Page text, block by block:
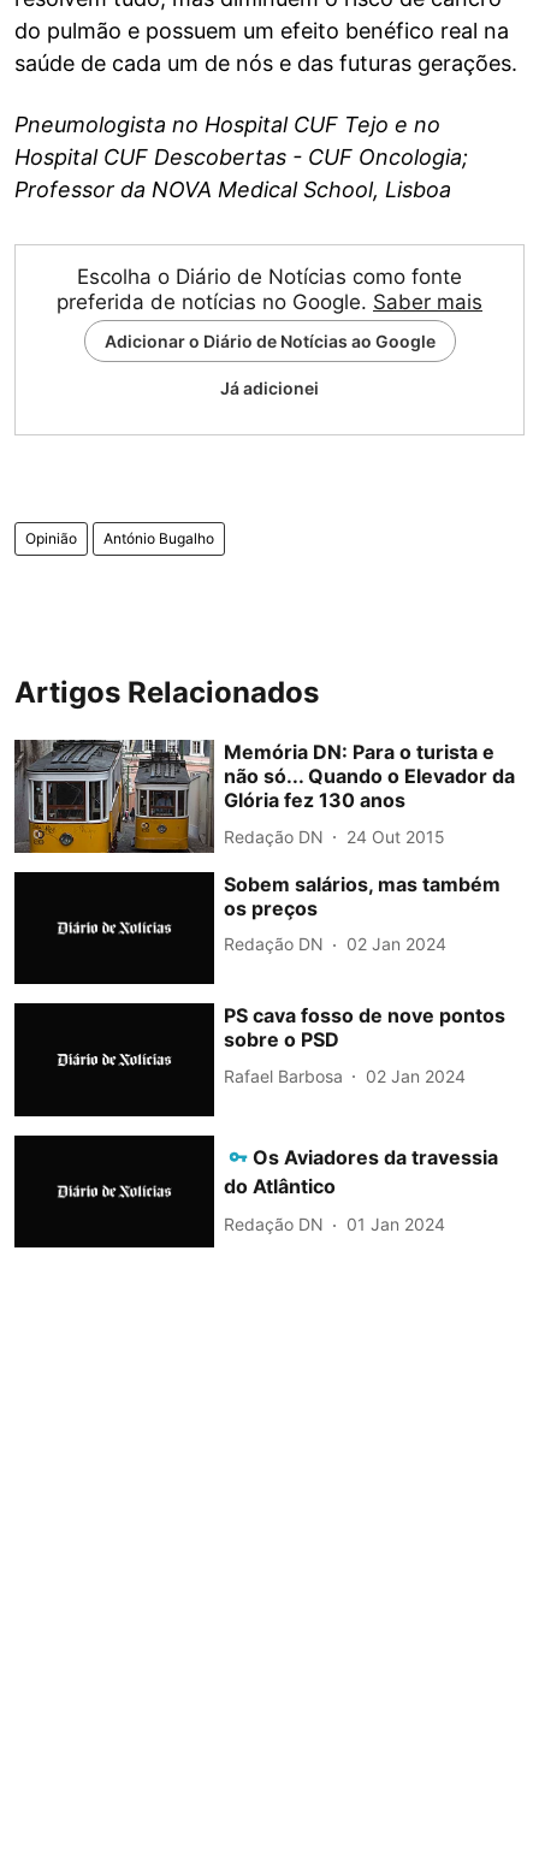
do pulmão e possuem um efeito benéfico real na
saúde de cada um de nós e das futuras gerações.
Pneumologista no Hospital CUF Tejo e no
Hospital CUF Descobertas - CUF Oncologia;
Professor da NOVA Medical School, Lisboa
Escolha o Diário de Notícias como fonte
preferida de notícias no Google. Saber mais
Adicionar o Diário de Notícias ao Google
Já adicionei
Opinião António Bugalho
Artigos Relacionados
Memória DN: Para o turista e
não só... Quando o Elevador da
Glória fez 130 anos
Redação DN 24 Out 2015
Sobem salários, mas também
os preços
Redação DN 02 Jan 2024
PS cava fosso de nove pontos
sobre o PSD
Rafael Barbosa 02 Jan 2024
Os Aviadores da travessia
do Atlântico
Redação DN 01 Jan 2024